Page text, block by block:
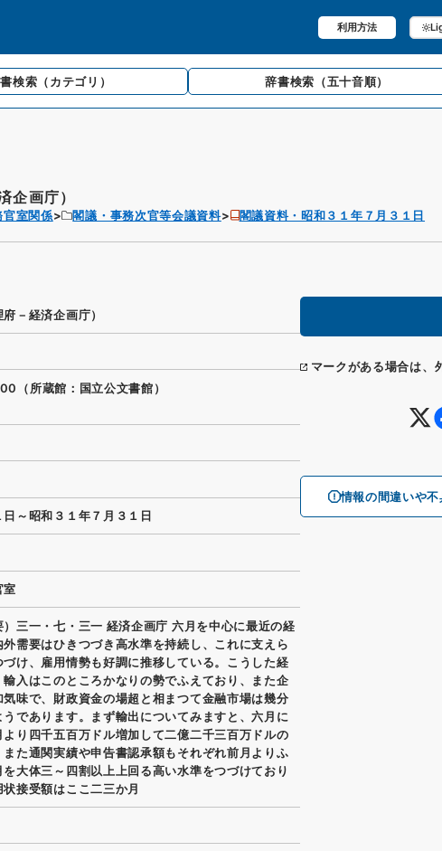
利用方法
検索 （カテゴリ） 辞書検索 （五十音順）
企画庁）
官室関係 閣議・事務次官等会議資料 閣議資料・昭和３１年７月３１日
マークがある場合は、
情報の間違いや
－経済企画庁）
（所蔵館：国立公文書館）
～昭和３１年７月３１日
室
）三一・七・三一 経済企画庁 六月を中心に最近の経
需要はひきつづき高水準を持続し、これに支えら
け、雇用情勢も好調に推移している。こうした経
入はこのところかなりの勢でふえており、また企
味で、財政資金の場超と相まつて金融市場は幾分
であります。まず輸出についてみますと、六月に
り四千五百万ドル増加して二億二千三百万ドルの
た通関実績や申告書認承額もそれぞれ前月よりふ
大体三～四割以上上回る高い水準をつづけており
接受額はここ二三か月